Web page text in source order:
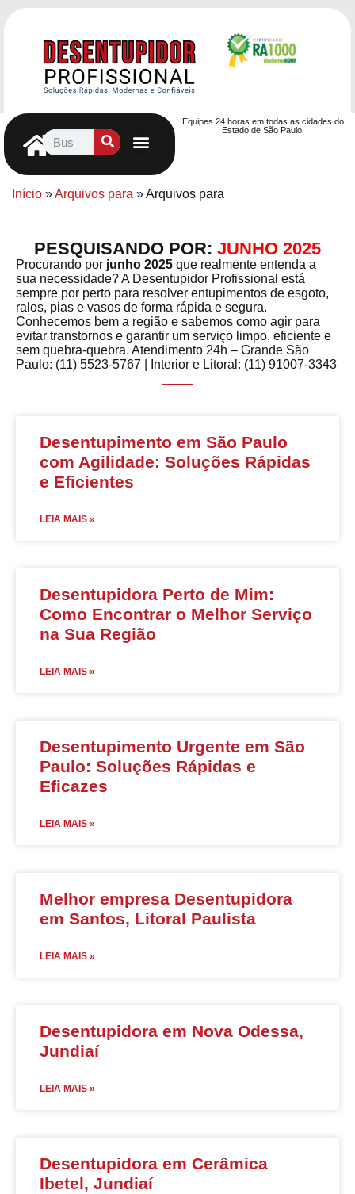
Equipes 24 horas em todas as cidades do
Estado de São Paulo.
Início »Arquivos para »Arquivos para
PESQUISANDO POR: JUNHO 2025
Procurando por junho 2025 que realmente entenda a
sua necessidade? A Desentupidor Profissional está
sempre por perto para resolver entupimentos de esgoto,
ralos, pias e vasos de forma rápida e segura.
Conhecemos bem a região e sabemos como agir para
evitar transtornos e garantir um serviço limpo, eficiente e
sem quebra-quebra. Atendimento 24h – Grande São
Paulo: (11) 5523-5767 | Interior e Litoral: (11) 91007-3343
Desentupimento em São Paulo
com Agilidade: Soluções Rápidas
e Eficientes
LEIA MAIS »
Desentupidora Perto de Mim:
Como Encontrar o Melhor Serviço
na Sua Região
LEIA MAIS »
Desentupimento Urgente em São
Paulo: Soluções Rápidas e
Eficazes
LEIA MAIS »
Melhor empresa Desentupidora
em Santos, Litoral Paulista
LEIA MAIS »
Desentupidora em Nova Odessa,
Jundiaí
LEIA MAIS »
Desentupidora em Cerâmica
Ibetel, Jundiaí